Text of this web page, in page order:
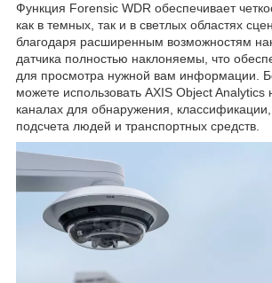
Функция Forensic WDR обеспечивает
как в темных, так и в светлых областях
благодаря расширенным возможностям
датчика полностью наклоняемы, что
для просмотра нужной вам информации.
можете использовать AXIS Object Analytics
каналах для обнаружения,
подсчета людей и транспортных средств.